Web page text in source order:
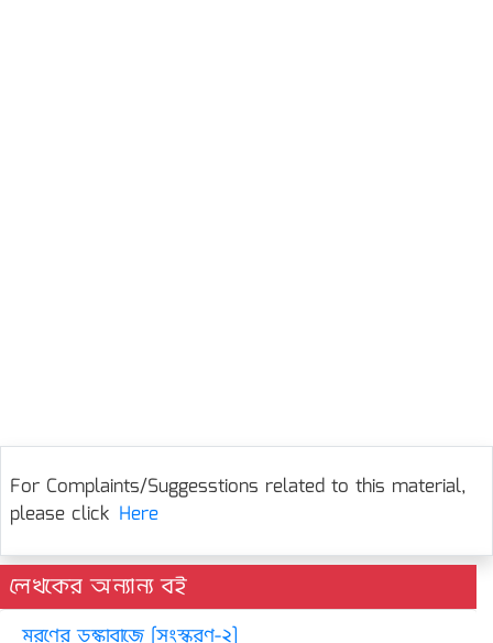
For Complaints/Suggesstions related to this material,
please click Here
লেখকের অন্যান্য বই